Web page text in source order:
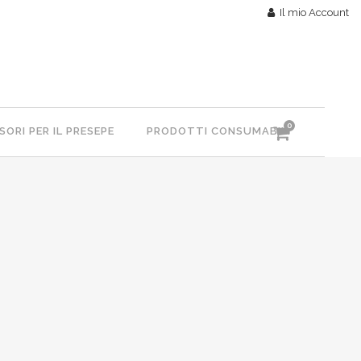
Il mio Account
PER IL PRESEPE PRODOTTI CONSUMABILI0